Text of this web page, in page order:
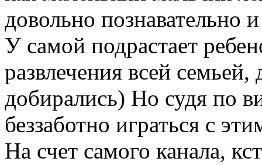
довольно познавательно
У самой подрастает
развлечения всей
добирались) Но судя по
беззаботно играться с
На счет самого канала,